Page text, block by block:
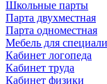
Школьные парты
Парта двухместная
Парта одноместная
Мебель для
Кабинет логопеда
Кабинет труда
Кабинет физики